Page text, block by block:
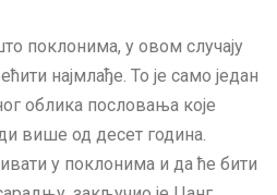
поклонима, у овом случају
најмлађе. То је само један
облика пословања које
више од десет година.
у поклонима и да ће бити